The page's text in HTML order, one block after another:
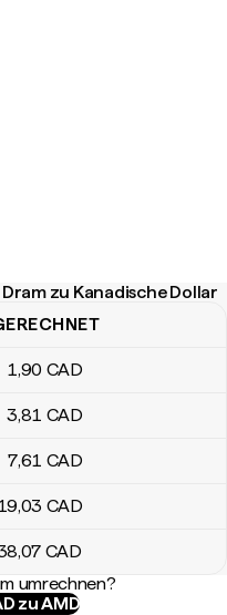
zu Kanadische Dollar
zu Kanadische Dollar
1,90 CAD
3,81 CAD
7,61 CAD
,03 CAD
,07 CAD
umrechnen?
zu AMD